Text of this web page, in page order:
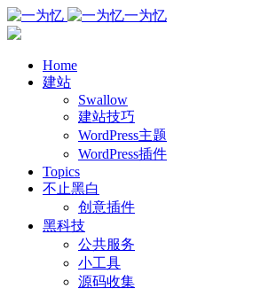
一为忆
Home
建站
Swallow
建站技巧
WordPress主题
WordPress插件
Topics
不止黑白
创意插件
黑科技
公共服务
小工具
源码收集